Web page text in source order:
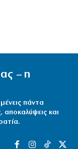
– η
πάντα
αποκαλύψεις και